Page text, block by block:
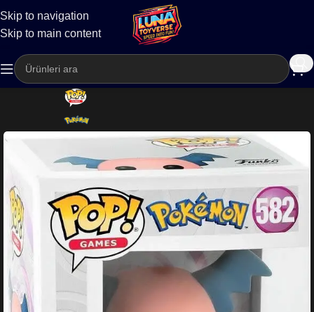
Skip to navigation
Skip to main content
Kargo